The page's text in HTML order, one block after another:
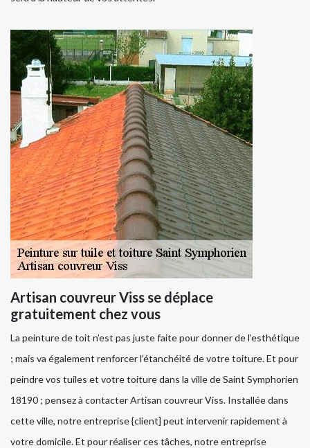
Artisan couvreur Viss se déplace
gratuitement chez vous
La peinture de toit n’est pas juste faite pour donner de l’esthétique
; mais va également renforcer l’étanchéité de votre toiture. Et pour
peindre vos tuiles et votre toiture dans la ville de Saint Symphorien
18190 ; pensez à contacter Artisan couvreur Viss. Installée dans
cette ville, notre entreprise {client] peut intervenir rapidement à
votre domicile. Et pour réaliser ces tâches, notre entreprise